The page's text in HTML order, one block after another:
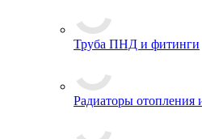
Труба ПНД и фитинги
Радиаторы отопления